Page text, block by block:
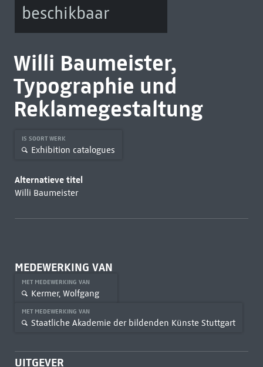
beschikbaar
Willi Baumeister,
Typographie und
Reklamegestaltung
IS SOORT WERK
Exhibition catalogues
Alternatieve titel
Willi Baumeister
MEDEWERKING VAN
MET MEDEWERKING VAN
Kermer, Wolfgang
MET MEDEWERKING VAN
Staatliche Akademie der bildenden Künste Stuttgart
UITGEVER